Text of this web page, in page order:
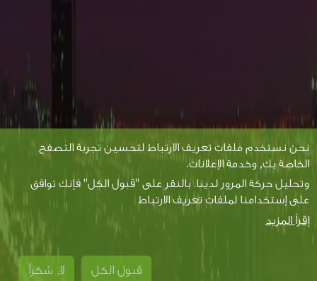
نحن نستخدم ملفات تعريف الارتباط لتحسين تجربة التصفح
الخاصة بك, وخدمة الإعلانات،
وتحليل حركة المرور لدينا. بالنقر على "قبول الكل" فإنك توافق
على إستخدامنا لملفات تعريف الارتباط
إقرأ المزيد
قبول الكل لا, شكراً